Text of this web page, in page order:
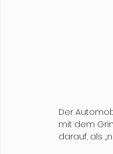
Der
mit dem
darauf, als